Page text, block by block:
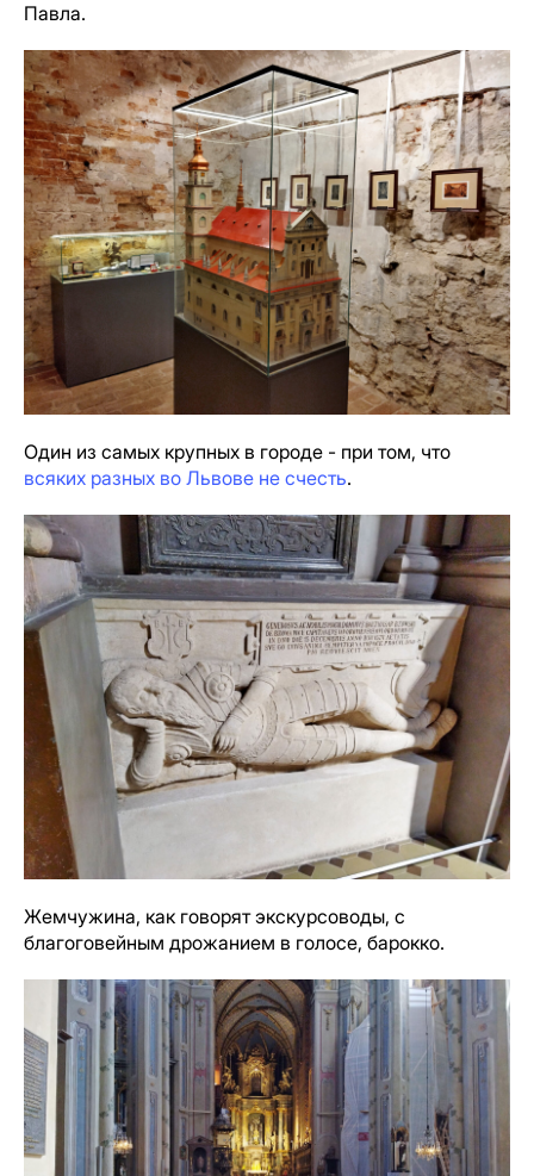
Павла.
Один из самых крупных в городе - при том, что
всяких разных во Львове не счесть.
Жемчужина, как говорят экскурсоводы, с
благоговейным дрожанием в голосе, барокко.